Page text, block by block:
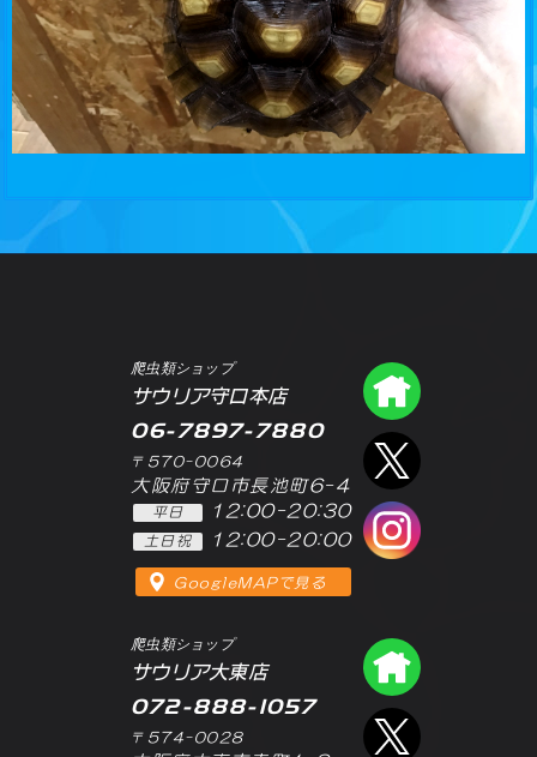
爬虫類ショップ
サウリア守口本店
06-7897-7880
〒570-0064
大阪府守口市長池町6-4
平日 12:00-20:30
土日祝 12:00-20:00
GoogleMAPで見る
爬虫類ショップ
サウリア大東店
072-888-1057
〒574-0028